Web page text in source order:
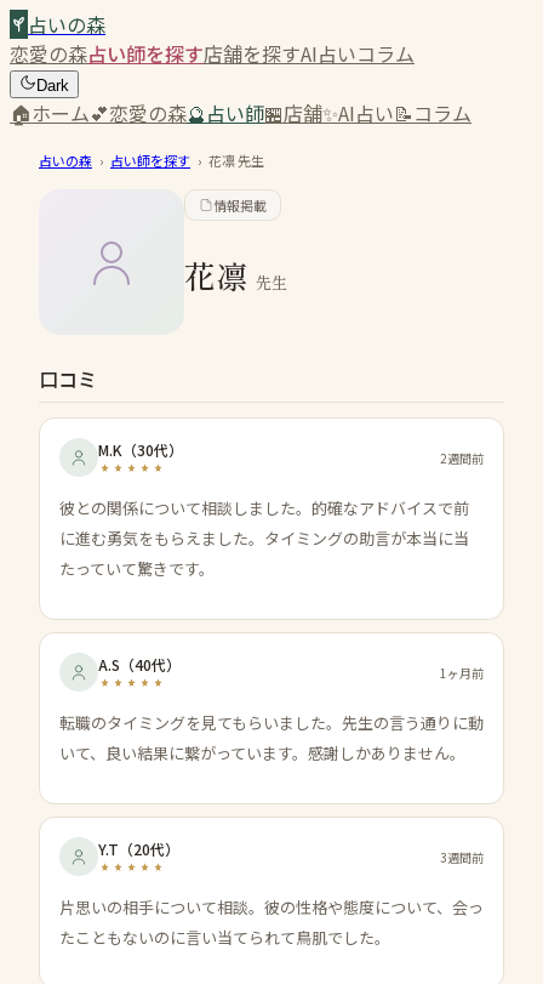
占いの森
恋愛の森占い師を探す店舗を探すAI占いコラム
Dark
🏠ホーム💕恋愛の森🔮占い師🏪店舗✨AI占い📝コラム
占いの森 › 占い師を探す › 花凛先生
情報掲載
花凛 先生
口コミ
M.K （30代） 2週間前
彼との関係について相談しました。的確なアドバイスで前
に進む勇気をもらえました。タイミングの助言が本当に当
たっていて驚きです。
A.S （40代） 1ヶ月前
転職のタイミングを見てもらいました。先生の言う通りに動
いて、良い結果に繋がっています。感謝しかありません。
Y.T （20代） 3週間前
片思いの相手について相談。彼の性格や態度について、会っ
たこともないのに言い当てられて鳥肌でした。